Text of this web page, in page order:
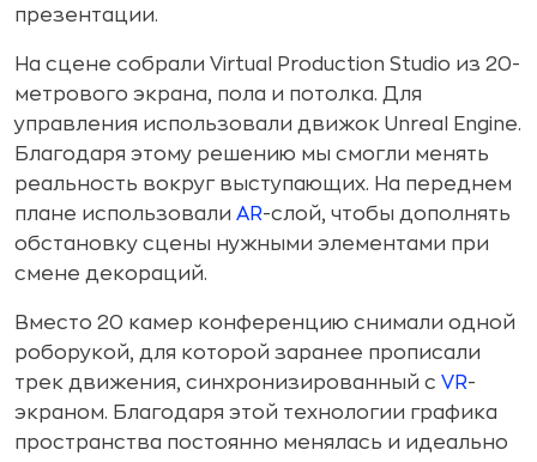
презентации.
На сцене собрали Virtual Production Studio из 20-
метрового экрана, пола и потолка. Для
управления использовали движок Unreal Engine.
Благодаря этому решению мы смогли менять
реальность вокруг выступающих. На переднем
плане использовали AR-слой, чтобы дополнять
обстановку сцены нужными элементами при
смене декораций.
Вместо 20 камер конференцию снимали одной
роборукой, для которой заранее прописали
трек движения, синхронизированный с VR-
экраном. Благодаря этой технологии графика
пространства постоянно менялась и идеально